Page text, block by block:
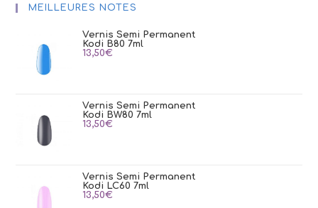
MEILLEURES NOTES
Vernis Semi Permanent
Kodi B80 7ml
13,50€
Vernis Semi Permanent
Kodi BW80 7ml
13,50€
Vernis Semi Permanent
Kodi LC60 7ml
13,50€